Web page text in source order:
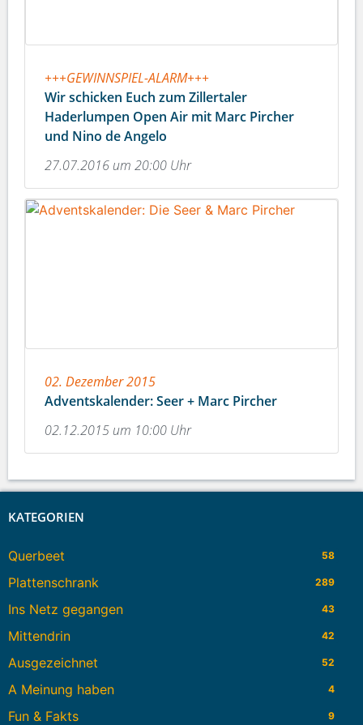
+++GEWINNSPIEL-ALARM+++
Wir schicken Euch zum Zillertaler
Haderlumpen Open Air mit Marc Pircher
und Nino de Angelo
27.07.2016 um 20:00 Uhr
02. Dezember 2015
Adventskalender: Seer + Marc Pircher
02.12.2015 um 10:00 Uhr
KATEGORIEN
Querbeet 58
Plattenschrank 289
Ins Netz gegangen 43
Mittendrin 42
Ausgezeichnet 52
A Meinung haben 4
Fun & Fakts 9